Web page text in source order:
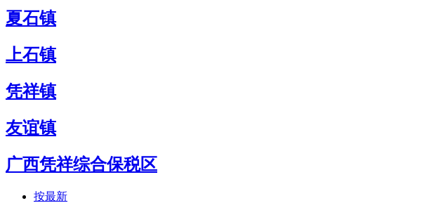
夏石镇
上石镇
凭祥镇
友谊镇
广西凭祥综合保税区
按最新